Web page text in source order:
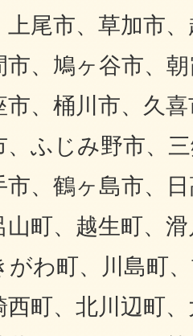
上尾市、草加市
市、鳩ヶ谷市、
市、桶川市、久
、ふじみ野市、
市、鶴ヶ島市、
山町、越生町、
がわ町、川島町
西町、北川辺町